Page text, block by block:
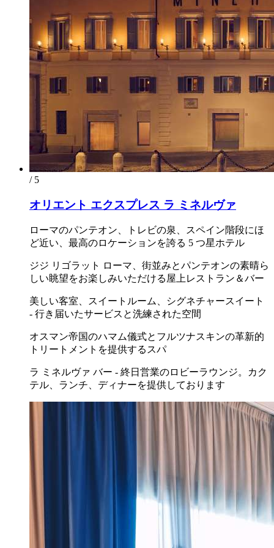
/ 5
オリエント エクスプレス ラ ミネルヴァ
ローマのパンテオン、トレビの泉、スペイン階段にほ
ど近い、最高のロケーションを誇る 5 つ星ホテル
ジジ リゴラット ローマ、街並みとパンテオンの素晴ら
しい眺望をお楽しみいただける屋上レストラン＆バー
美しい客室、スイートルーム、シグネチャースイート
- 行き届いたサービスと洗練された空間
オスマン帝国のハマム儀式とフルツナスキンの革新的
トリートメントを提供するスパ
ラ ミネルヴァ バー - 終日営業のロビーラウンジ。カク
テル、ランチ、ディナーを提供しております